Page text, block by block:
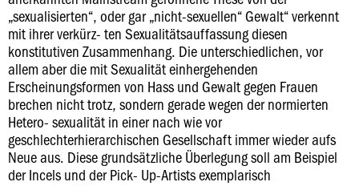
„sexualisierten“, oder gar „nicht-sexuellen“ Gewalt“ verkennt
mit ihrer verkürz- ten Sexualitätsauffassung diesen
konstitutiven Zusammenhang. Die unterschiedlichen, vor
allem aber die mit Sexualität einhergehenden
Erscheinungsformen von Hass und Gewalt gegen Frauen
brechen nicht trotz, sondern gerade wegen der normierten
Hetero- sexualität in einer nach wie vor
geschlechterhierarchischen Gesellschaft immer wieder aufs
Neue aus. Diese grundsätzliche Überlegung soll am Beispiel
der Incels und der Pick- Up-Artists exemplarisch